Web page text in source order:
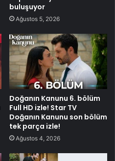
buluşuyor
Ağustos 5, 2026
Doğanın Kanunu 6. bölüm
Full HD izle! Star TV
Doğanın Kanunu son bölüm
tek parça izle!
Ağustos 4, 2026